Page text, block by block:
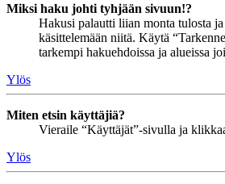
Miksi haku johti tyhjään sivuun!?
Hakusi palautti liian monta tulosta
käsittelemään niitä. Käytä
tarkempi hakuehdoissa ja alueissa
Ylös
Miten etsin käyttäjiä?
Vieraile “Käyttäjät”-sivulla ja
Ylös